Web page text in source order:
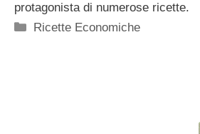
protagonista di numerose ricette.
Categorie
Ricette Economiche